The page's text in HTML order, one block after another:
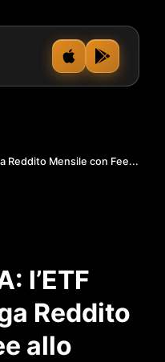
Reddito Mensile con Fee...
l’ETF
Reddito
allo